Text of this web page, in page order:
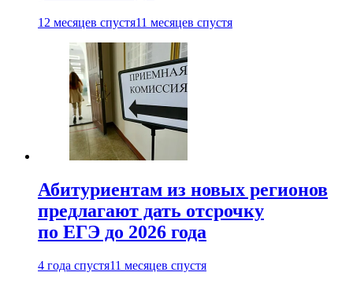
12 месяцев спустя11 месяцев спустя
Абитуриентам из новых регионов
предлагают дать отсрочку
по ЕГЭ до 2026 года
4 года спустя11 месяцев спустя